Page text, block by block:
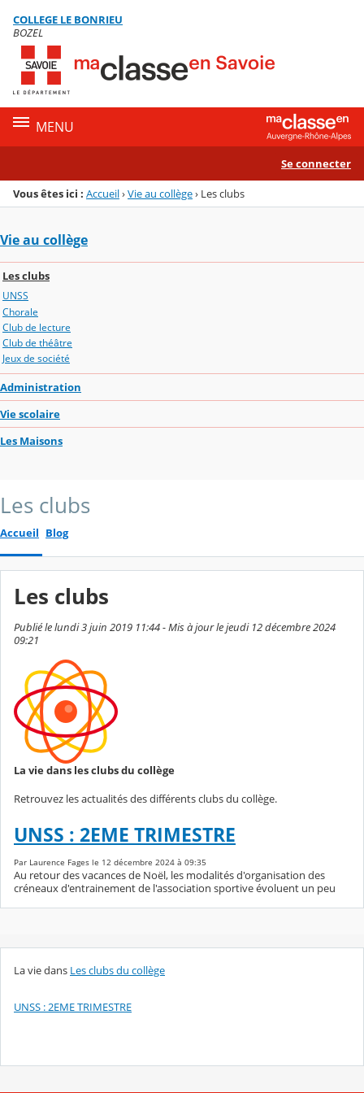
Menu de la rubrique
Contenu
COLLEGE LE BONRIEU
BOZEL
MENU
Se connecter
Vous êtes ici : Accueil›Vie au collège› Les clubs
Vie au collège
Les clubs
UNSS
Chorale
Club de lecture
Club de théâtre
Jeux de société
Administration
Vie scolaire
Les Maisons
Les clubs
Accueil Blog
Les clubs
Publié le lundi 3 juin 2019 11:44 - Mis à jour le jeudi 12 décembre 2024
09:21
La vie dans les clubs du collège
Retrouvez les actualités des différents clubs du collège.
UNSS : 2EME TRIMESTRE
Par Laurence Fages le 12 décembre 2024 à 09:35
Au retour des vacances de Noël, les modalités d'organisation des
créneaux d'entrainement de l'association sportive évoluent un peu
La vie dans Les clubs du collège
UNSS : 2EME TRIMESTRE